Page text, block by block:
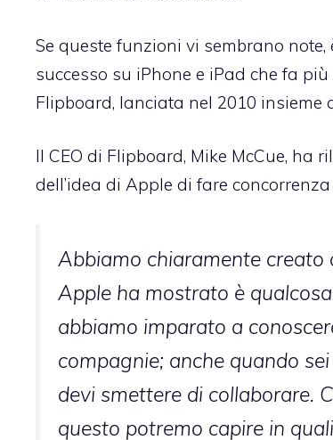
Se queste funzioni vi sembrano
successo su iPhone e iPad che fa
Flipboard, lanciata nel 2010 insieme
Il CEO di Flipboard, Mike McCue,
dell’idea di Apple di fare
Abbiamo chiaramente creato
Apple ha mostrato è
abbiamo imparato a
compagnie; anche quando
devi smettere di collaborare.
questo potremo capire in